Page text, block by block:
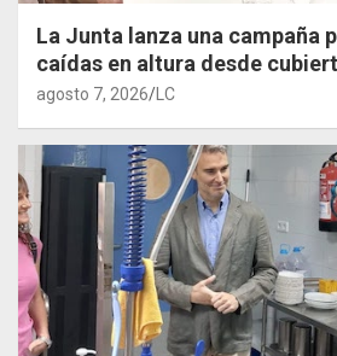
La Junta lanza una campaña
caídas en altura desde
agosto 7, 2026 LC